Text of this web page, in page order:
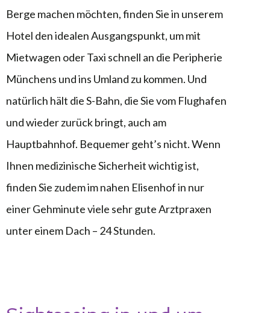
Berge machen möchten, finden Sie in unserem
Hotel den idealen Ausgangspunkt, um mit
Mietwagen oder Taxi schnell an die Peripherie
Münchens und ins Umland zu kommen. Und
natürlich hält die S-Bahn, die Sie vom Flughafen
und wieder zurück bringt, auch am
Hauptbahnhof. Bequemer geht’s nicht. Wenn
Ihnen medizinische Sicherheit wichtig ist,
finden Sie zudem im nahen Elisenhof in nur
einer Gehminute viele sehr gute Arztpraxen
unter einem Dach – 24 Stunden.